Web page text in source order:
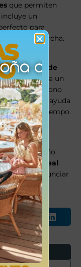
que permiten
un
para
sobre la marcha.
lo hace
interior fácil de
Incorpora un
tu teléfono
térmicoque ayuda
por más tiempo.
carritos
Su diseño
accesorio ideal
sin renunciar